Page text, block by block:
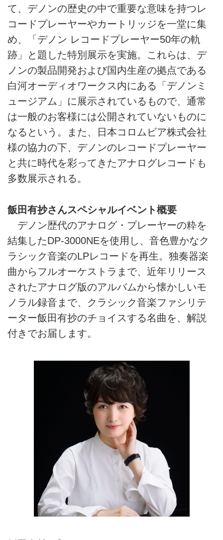
て、デノンの歴史の中で重要な意味を持つレ
コードプレーヤーやカートリッジを一堂に集
め、「デノン レコードプレーヤー50年の軌
跡」と題した特別展示を実施。これらは、デ
ノンの製品開発および国内生産の拠点である
白河オーディオワークス内にある「デノンミ
ュージアム」に展示されているもので、通常
は一般のお客様には公開されていないものに
なるという。また、日本コロムビア株式会社
様の協力の下、デノンのレコードプレーヤー
と共に時代を彩ってきたアナログレコードも
多数展示される。
飯田有抄さんスペシャルイベント概要
デノン歴代のアナログ・プレーヤーの粋を
結集したDP-3000NEを使用し、音色豊かなク
ラシック音楽のLPレコードを再生。独奏器楽
曲からフルオーケストラまで、近年リリース
されたアナログ版のアルバムから懐かしいモ
ノラル録音まで、クラシック音楽ファシリテ
ーター飯田有抄のチョイスする名曲を、解説
付きでお届します。